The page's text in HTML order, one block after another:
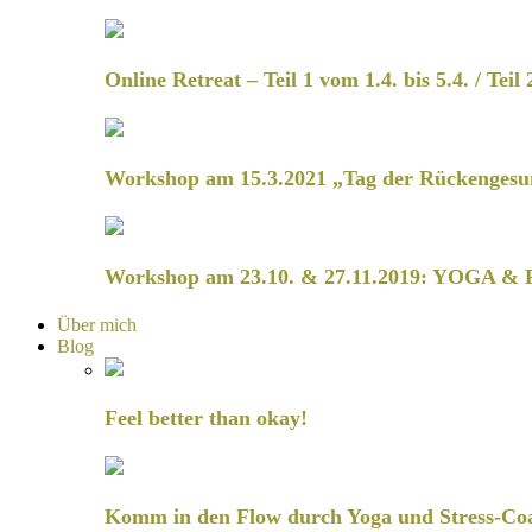
Online Retreat – Teil 1 vom 1.4. bis 5.4. / Teil
Workshop am 15.3.2021 „Tag der
Workshop am 23.10. & 27.11.2019: YOGA
Über mich
Blog
Feel better than okay!
Komm in den Flow durch Yoga und Stress-